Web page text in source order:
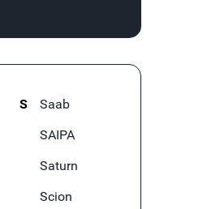
S
Saab
SAIPA
Saturn
Scion